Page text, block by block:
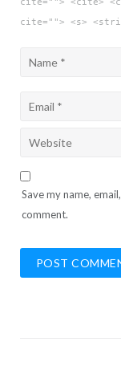
cite=""> <s>
Save my name,
comment.